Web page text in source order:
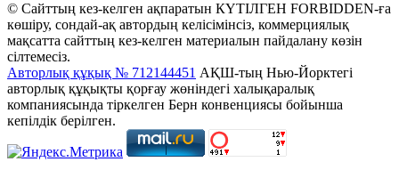
© Сайттың кез-келген ақпаратын КҮТІЛГЕН FORBIDDEN-ға
көшіру, сондай-ақ автордың келісімінсіз, коммерциялық
мақсатта сайттың кез-келген материалын пайдалану көзін
сілтемесіз.
Авторлық құқық № 712144451 АҚШ-тың Нью-Йорктегі
авторлық құқықты қорғау жөніндегі халықаралық
компаниясында тіркелген Берн конвенциясы бойынша
кепілдік берілген.